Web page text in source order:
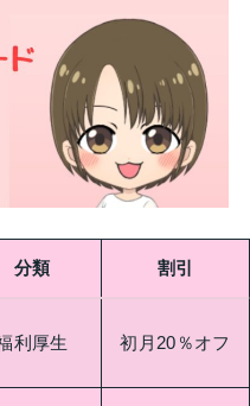
分類 割引
利厚生 初月20％オフ